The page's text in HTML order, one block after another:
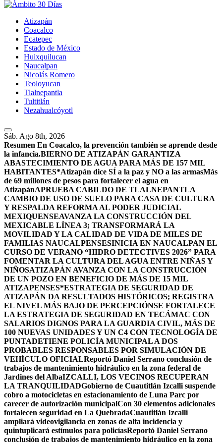
Atizapán
Coacalco
Ecatepec
Estado de México
Huixquilucan
Naucalpan
Nicolás Romero
Teoloyucan
Tlalnepantla
Tultitlán
Nezahualcóyotl
Sáb. Ago 8th, 2026
Resumen En Coacalco, la prevención también se aprende desde
la infancia.BIERNO DE ATIZAPÁN GARANTIZA
ABASTECIMIENTO DE AGUA PARA MÁS DE 157 MIL
HABITANTES*Atizapán dice SÍ a la paz y NO a las armasMás
de 69 millones de pesos para fortalecer el agua en
AtizapánAPRUEBA CABILDO DE TLALNEPANTLA
CAMBIO DE USO DE SUELO PARA CASA DE CULTURA
Y RESPALDA REFORMA AL PODER JUDICIAL
MEXIQUENSEAVANZA LA CONSTRUCCIÓN DEL
MEXICABLE LÍNEA 3; TRANSFORMARÁ LA
MOVILIDAD Y LA CALIDAD DE VIDA DE MILES DE
FAMILIAS NAUCALPENSESINICIA EN NAUCALPAN EL
CURSO DE VERANO “HIDRO DETECTIVES 2026” PARA
FOMENTAR LA CULTURA DEL AGUA ENTRE NIÑAS Y
NIÑOSATIZAPÁN AVANZA CON LA CONSTRUCCIÓN
DE UN POZO EN BENEFICIO DE MÁS DE 15 MIL
ATIZAPENSES*ESTRATEGIA DE SEGURIDAD DE
ATIZAPÁN DA RESULTADOS HISTÓRICOS; REGISTRA
EL NIVEL MÁS BAJO DE PERCEPCIÓNSE FORTALECE
LA ESTRATEGIA DE SEGURIDAD EN TECÁMAC CON
SALARIOS DIGNOS PARA LA GUARDIA CIVIL, MÁS DE
100 NUEVAS UNIDADES Y UN C4 CON TECNOLOGÍA DE
PUNTADETIENE POLICÍA MUNICIPAL A DOS
PROBABLES RESPONSABLES POR SIMULACIÓN DE
VEHÍCULO OFICIALReportó Daniel Serrano conclusión de
trabajos de mantenimiento hidráulico en la zona federal de
Jardines del AlbaIZCALLI, LOS VECINOS RECUPERAN
LA TRANQUILIDADGobierno de Cuautitlán Izcalli suspende
cobro a motocicletas en estacionamiento de Luna Parc por
carecer de autorización municipalCon 30 elementos adicionales
fortalecen seguridad en La QuebradaCuautitlán Izcalli
ampliará videovigilancia en zonas de alta incidencia y
quintuplicará estímulos para policíasReportó Daniel Serrano
conclusión de trabajos de mantenimiento hidráulico en la zona